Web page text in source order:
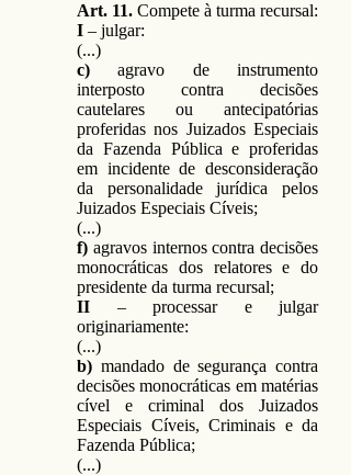
Art. 11. Compete à turma recursal:
I – julgar:
(...)
c) agravo de instrumento
interposto contra decisões
cautelares ou antecipatórias
proferidas nos Juizados Especiais
da Fazenda Pública e proferidas
em incidente de desconsideração
da personalidade jurídica pelos
Juizados Especiais Cíveis;
(...)
f) agravos internos contra decisões
monocráticas dos relatores e do
presidente da turma recursal;
II – processar e julgar
originariamente:
(...)
b) mandado de segurança contra
decisões monocráticas em matérias
cível e criminal dos Juizados
Especiais Cíveis, Criminais e da
Fazenda Pública;
(...)